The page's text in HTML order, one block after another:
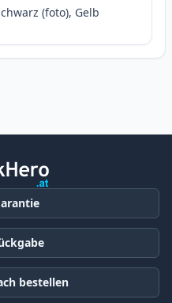
(foto), Gelb
bestellen